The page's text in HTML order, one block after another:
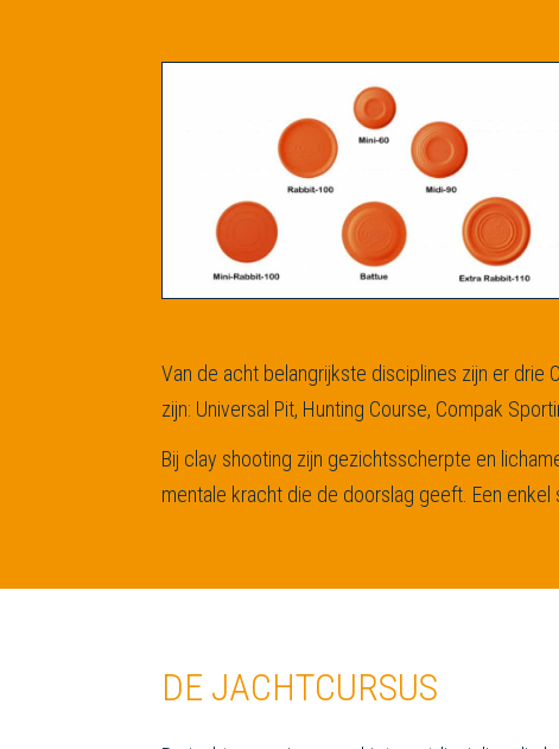
Van de acht belangrijkste disciplines zijn er drie
zijn: Universal Pit, Hunting Course, Compak
Bij clay shooting zijn gezichtsscherpte en
mentale kracht die de doorslag geeft. Een
DE JACHTCURSUS